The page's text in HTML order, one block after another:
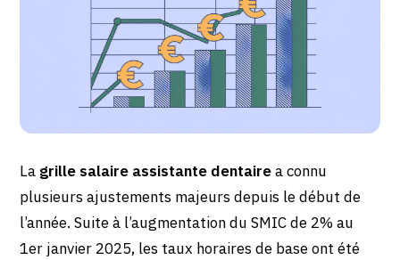
La grille salaire assistante dentairea connu
plusieurs ajustements majeurs depuis le début de
l’année. Suite à l’augmentation du SMIC de 2% au
1er janvier 2025, les taux horaires de base ont été